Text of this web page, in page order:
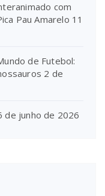
com
Pau Amarelo 11
de Futebol:
2 de
de junho de 2026